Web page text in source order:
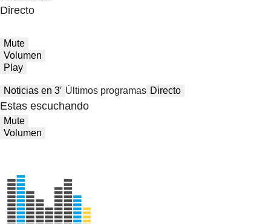
Directo
Mute
Volumen
Play
Noticias en 3′ Últimos programas Directo
Estas escuchando
Mute
Volumen